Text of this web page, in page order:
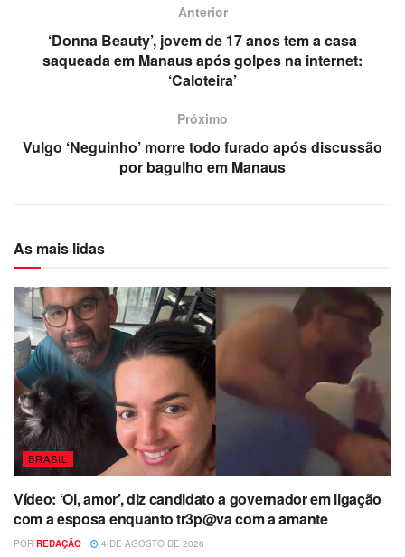
Anterior
‘Donna Beauty’, jovem de 17 anos tem a casa
saqueada em Manaus após golpes na internet:
‘Caloteira’
Próximo
Vulgo ‘Neguinho’ morre todo furado após discussão
por bagulho em Manaus
As mais lidas
BRASIL
Vídeo: ‘Oi, amor’, diz candidato a governador em ligação
com a esposa enquanto tr3p@va com a amante
POR REDAÇÃO 4 DE AGOSTO DE 2026